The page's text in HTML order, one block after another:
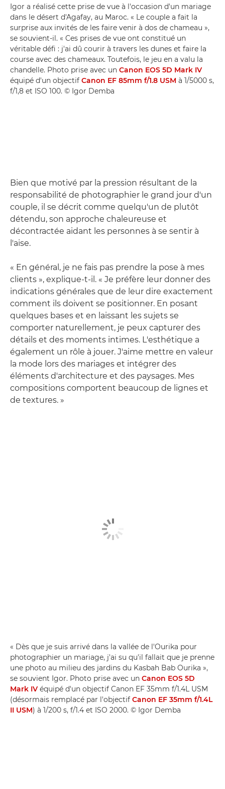
Igor a réalisé cette prise de vue à l'occasion d'un mariage
dans le désert d'Agafay, au Maroc. « Le couple a fait la
surprise aux invités de les faire venir à dos de chameau »,
se souvient-il. « Ces prises de vue ont constitué un
véritable défi : j'ai dû courir à travers les dunes et faire la
course avec des chameaux. Toutefois, le jeu en a valu la
chandelle. Photo prise avec un Canon EOS 5D Mark IV
équipé d'un objectif Canon EF 85mm f/1.8 USM à 1/5000 s,
f/1,8 et ISO 100. © Igor Demba
Bien que motivé par la pression résultant de la
responsabilité de photographier le grand jour d'un
couple, il se décrit comme quelqu'un de plutôt
détendu, son approche chaleureuse et
décontractée aidant les personnes à se sentir à
l'aise.
« En général, je ne fais pas prendre la pose à mes
clients », explique-t-il. « Je préfère leur donner des
indications générales que de leur dire exactement
comment ils doivent se positionner. En posant
quelques bases et en laissant les sujets se
comporter naturellement, je peux capturer des
détails et des moments intimes. L'esthétique a
également un rôle à jouer. J'aime mettre en valeur
la mode lors des mariages et intégrer des
éléments d'architecture et des paysages. Mes
compositions comportent beaucoup de lignes et
de textures. »
« Dès que je suis arrivé dans la vallée de l'Ourika pour
photographier un mariage, j'ai su qu'il fallait que je prenne
une photo au milieu des jardins du Kasbah Bab Ourika »,
se souvient Igor. Photo prise avec un Canon EOS 5D
Mark IV équipé d'un objectif Canon EF 35mm f/1.4L USM
(désormais remplacé par l'objectif Canon EF 35mm f/1.4L
II USM) à 1/200 s, f/1.4 et ISO 2000. © Igor Demba